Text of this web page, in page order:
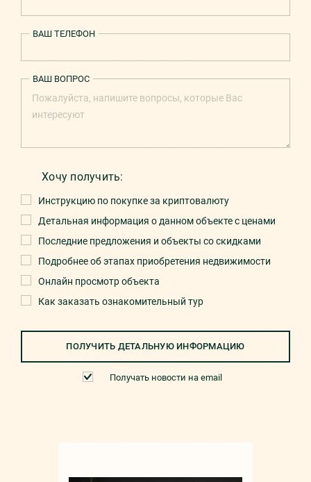
ВАШ ТЕЛЕФОН
Хочу получить:
Инструкцию по покупке за криптовалюту
Детальная информация о данном объекте с ценами
Последние предложения и объекты со скидками
Подробнее об этапах приобретения недвижимости
Онлайн просмотр объекта
Как заказать ознакомительный тур
ВАШ ВОПРОС
ПОЛУЧИТЬ ДЕТАЛЬНУЮ ИНФОРМАЦИЮ
Получать новости на email